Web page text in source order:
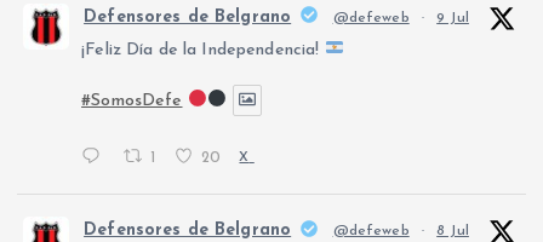
Defensores de Belgrano @defeweb · 9 Jul
¡Feliz Día de la Independencia!
#SomosDefe
20 X
Defensores de Belgrano @defeweb · 8 Jul